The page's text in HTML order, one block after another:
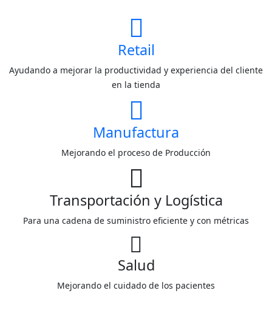
Retail
Ayudando a mejorar la productividad y experiencia del cliente
en la tienda
Manufactura
Mejorando el proceso de Producción
Transportación y Logística
Para una cadena de suministro eficiente y con métricas
Salud
Mejorando el cuidado de los pacientes